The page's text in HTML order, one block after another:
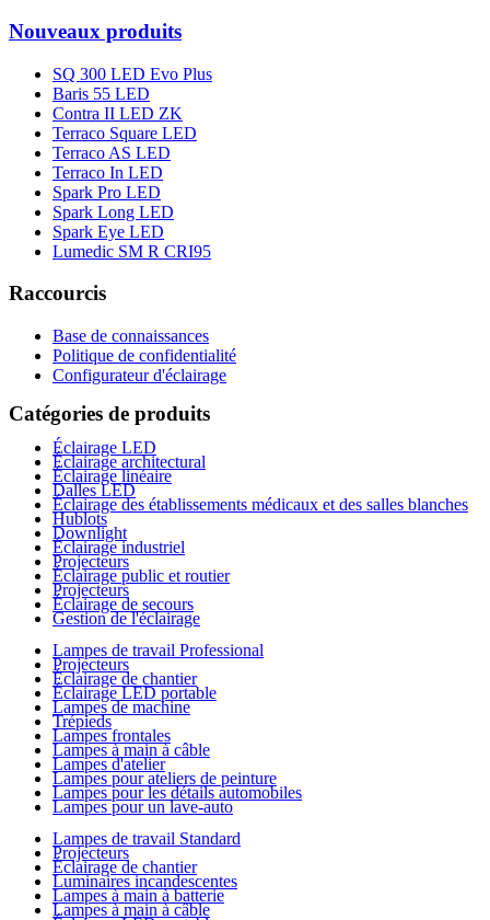
Nouveaux produits
SQ 300 LED Evo Plus
Baris 55 LED
Contra II LED ZK
Terraco Square LED
Terraco AS LED
Terraco In LED
Spark Pro LED
Spark Long LED
Spark Eye LED
Lumedic SM R CRI95
Raccourcis
Base de connaissances
Politique de confidentialité
Configurateur d'éclairage
Catégories de produits
Éclairage LED
Éclairage architectural
Éclairage linéaire
Dalles LED
Éclairage des établissements médicaux et des salles blanches
Hublots
Downlight
Éclairage industriel
Projecteurs
Éclairage public et routier
Projecteurs
Éclairage de secours
Gestion de l'éclairage
Lampes de travail Professional
Projecteurs
Éclairage de chantier
Éclairage LED portable
Lampes de machine
Trépieds
Lampes frontales
Lampes à main à câble
Lampes d'atelier
Lampes pour ateliers de peinture
Lampes pour les détails automobiles
Lampes pour un lave-auto
Lampes de travail Standard
Projecteurs
Éclairage de chantier
Luminaires incandescentes
Lampes à main à batterie
Lampes à main à câble